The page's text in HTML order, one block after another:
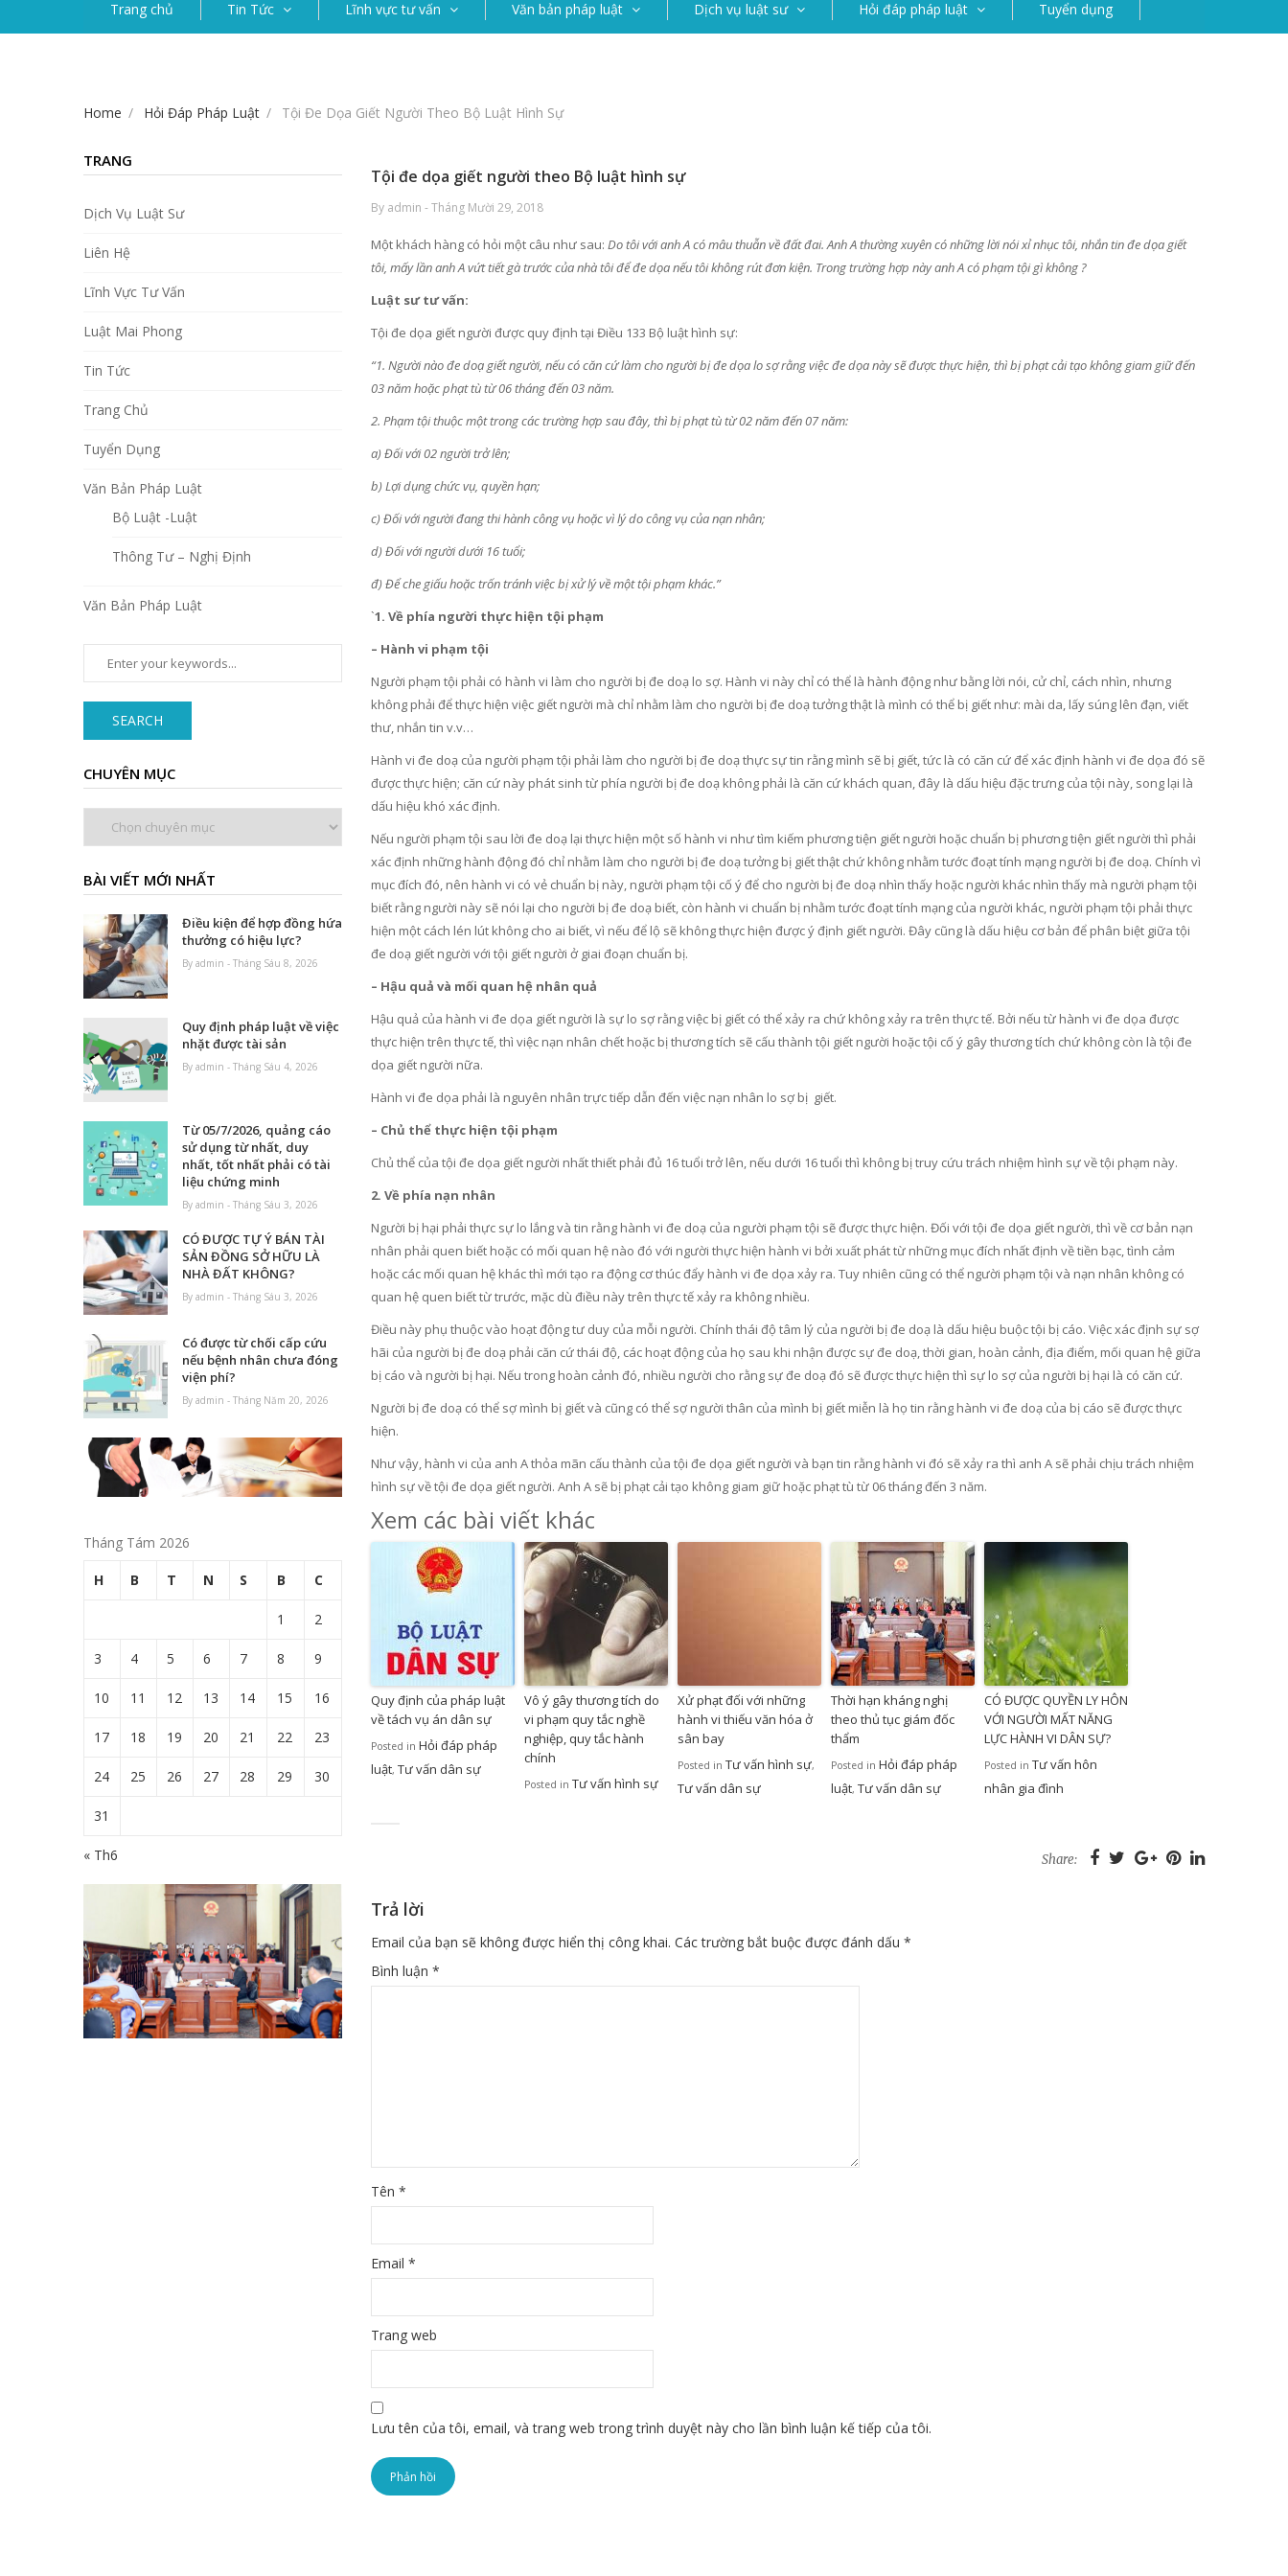
Trang chủ Tin Tức Lĩnh vực tư vấn Văn bản pháp luật Dịch vụ luật sư Hỏi đáp pháp luật Tuyển dụng
Home Hỏi Đáp Pháp Luật Tội Đe Dọa Giết Người Theo Bộ Luật Hình Sự
Tội đe dọa giết người theo Bộ luật hình sự
By admin - Tháng Mười 29, 2018
Một khách hàng có hỏi một câu như sau: Do tôi với anh A có mâu thuẫn về đất đai. Anh A thường xuyên có những lời nói xỉ nhục tôi, nhắn tin đe dọa giết
tôi, mấy lần anh A vứt tiết gà trước của nhà tôi để đe dọa nếu tôi không rút đơn kiện. Trong trường hợp này anh A có phạm tội gì không ?
Luật sư tư vấn:
Tội đe dọa giết người được quy định tại Điều 133 Bộ luật hình sự:
“1. Người nào đe doạ giết người, nếu có căn cứ làm cho người bị đe dọa lo sợ rằng việc đe dọa này sẽ được thực hiện, thì bị phạt cải tạo không giam giữ đến
03 năm hoặc phạt tù từ 06 tháng đến 03 năm.
2. Phạm tội thuộc một trong các trường hợp sau đây, thì bị phạt tù từ 02 năm đến 07 năm:
a) Đối với 02 người trở lên;
b) Lợi dụng chức vụ, quyền hạn;
c) Đối với người đang thi hành công vụ hoặc vì lý do công vụ của nạn nhân;
d) Đối với người dưới 16 tuổi;
đ) Để che giấu hoặc trốn tránh việc bị xử lý về một tội phạm khác.”
`1. Về phía người thực hiện tội phạm
– Hành vi phạm tội
Người phạm tội phải có hành vi làm cho người bị đe doạ lo sợ. Hành vi này chỉ có thể là hành động như bằng lời nói, cử chỉ, cách nhìn, nhưng
không phải để thực hiện việc giết người mà chỉ nhằm làm cho người bị đe doạ tưởng thật là mình có thể bị giết như: mài da, lấy súng lên đạn, viết
thư, nhắn tin v.v…
Hành vi đe doạ của người phạm tội phải làm cho người bị đe doạ thực sự tin rằng mình sẽ bị giết, tức là có căn cứ để xác định hành vi đe dọa đó sẽ
được thực hiện; căn cứ này phát sinh từ phía người bị đe doạ không phải là căn cứ khách quan, đây là dấu hiệu đặc trưng của tội này, song lại là
dấu hiệu khó xác định.
Nếu người phạm tội sau lời đe doạ lại thực hiện một số hành vi như tìm kiếm phương tiện giết người hoặc chuẩn bị phương tiện giết người thì phải
xác định những hành động đó chỉ nhằm làm cho người bị đe doạ tưởng bị giết thật chứ không nhằm tước đoạt tính mạng người bị đe doạ. Chính vì
mục đích đó, nên hành vi có vẻ chuẩn bị này, người phạm tội cố ý để cho người bị đe doạ nhìn thấy hoặc người khác nhìn thấy mà người phạm tội
biết rằng người này sẽ nói lại cho người bị đe doạ biết, còn hành vi chuẩn bị nhằm tước đoạt tính mạng của người khác, người phạm tội phải thực
hiện một cách lén lút không cho ai biết, vì nếu để lộ sẽ không thực hiện được ý định giết người. Đây cũng là dấu hiệu cơ bản để phân biệt giữa tội
đe doạ giết người với tội giết người ở giai đoạn chuẩn bị.
– Hậu quả và mối quan hệ nhân quả
Hậu quả của hành vi đe dọa giết người là sự lo sợ rằng việc bị giết có thể xảy ra chứ không xảy ra trên thực tế. Bởi nếu từ hành vi đe dọa được
thực hiện trên thực tế, thì việc nạn nhân chết hoặc bị thương tích sẽ cấu thành tội giết người hoặc tội cố ý gây thương tích chứ không còn là tội đe
dọa giết người nữa.
Hành vi đe dọa phải là nguyên nhân trực tiếp dẫn đến việc nạn nhân lo sợ bị giết.
– Chủ thể thực hiện tội phạm
Chủ thể của tội đe dọa giết người nhất thiết phải đủ 16 tuổi trở lên, nếu dưới 16 tuổi thì không bị truy cứu trách nhiệm hình sự về tội phạm này.
2. Về phía nạn nhân
Người bị hại phải thực sự lo lắng và tin rằng hành vi đe doạ của người phạm tội sẽ được thực hiện. Đối với tội đe dọa giết người, thì về cơ bản nạn
nhân phải quen biết hoặc có mối quan hệ nào đó với người thực hiện hành vi bởi xuất phát từ những mục đích nhất định về tiền bạc, tình cảm
hoặc các mối quan hệ khác thì mới tạo ra động cơ thúc đẩy hành vi đe dọa xảy ra. Tuy nhiên cũng có thể người phạm tội và nạn nhân không có
quan hệ quen biết từ trước, mặc dù điều này trên thực tế xảy ra không nhiều.
Điều này phụ thuộc vào hoạt động tư duy của mỗi người. Chính thái độ tâm lý của người bị đe doạ là dấu hiệu buộc tội bị cáo. Việc xác định sự sợ
hãi của người bị đe doạ phải căn cứ thái độ, các hoạt động của họ sau khi nhận được sự đe doạ, thời gian, hoàn cảnh, địa điểm, mối quan hệ giữa
bị cáo và người bị hại. Nếu trong hoàn cảnh đó, nhiều người cho rằng sự đe doạ đó sẽ được thực hiện thì sự lo sợ của người bị hại là có căn cứ.
Người bị đe doạ có thể sợ mình bị giết và cũng có thể sợ người thân của mình bị giết miễn là họ tin rằng hành vi đe doạ của bị cáo sẽ được thực
hiện.
Như vậy, hành vi của anh A thỏa mãn cấu thành của tội đe dọa giết người và bạn tin rằng hành vi đó sẽ xảy ra thì anh A sẽ phải chịu trách nhiệm
hình sự về tội đe dọa giết người. Anh A sẽ bị phạt cải tạo không giam giữ hoặc phạt tù từ 06 tháng đến 3 năm.
Xem các bài viết khác
Quy định của pháp luật
về tách vụ án dân sự
Posted in Hỏi đáp pháp
luật, Tư vấn dân sự
Vô ý gây thương tích do
vi phạm quy tắc nghề
nghiệp, quy tắc hành
chính
Posted in Tư vấn hình sự
Xử phạt đối với những
hành vi thiếu văn hóa ở
sân bay
Posted in Tư vấn hình sự,
Tư vấn dân sự
Thời hạn kháng nghị
theo thủ tục giám đốc
thẩm
Posted in Hỏi đáp pháp
luật, Tư vấn dân sự
CÓ ĐƯỢC QUYỀN LY HÔN
VỚI NGƯỜI MẤT NĂNG
LỰC HÀNH VI DÂN SỰ?
Posted in Tư vấn hôn
nhân gia đình
Share:
Trả lời
Email của bạn sẽ không được hiển thị công khai. Các trường bắt buộc được đánh dấu *
Bình luận *
Tên *
Email *
Trang web
Lưu tên của tôi, email, và trang web trong trình duyệt này cho lần bình luận kế tiếp của tôi.
TRANG
Dịch Vụ Luật Sư
Liên Hệ
Lĩnh Vực Tư Vấn
Luật Mai Phong
Tin Tức
Trang Chủ
Tuyển Dụng
Văn Bản Pháp Luật
Bộ Luật -Luật
Thông Tư – Nghị Định
Văn Bản Pháp Luật
SEARCH
CHUYÊN MỤC
BÀI VIẾT MỚI NHẤT
Điều kiện để hợp đồng hứa
thưởng có hiệu lực?
By admin - Tháng Sáu 8, 2026
Quy định pháp luật về việc
nhặt được tài sản
By admin - Tháng Sáu 4, 2026
Từ 05/7/2026, quảng cáo
sử dụng từ nhất, duy
nhất, tốt nhất phải có tài
liệu chứng minh
By admin - Tháng Sáu 3, 2026
CÓ ĐƯỢC TỰ Ý BÁN TÀI
SẢN ĐỒNG SỞ HỮU LÀ
NHÀ ĐẤT KHÔNG?
By admin - Tháng Sáu 3, 2026
Có được từ chối cấp cứu
nếu bệnh nhân chưa đóng
viện phí?
By admin - Tháng Năm 20, 2026
Tháng Tám 2026
H B T N S B C
1 2
3 4 5 6 7 8 9
10 11 12 13 14 15 16
17 18 19 20 21 22 23
24 25 26 27 28 29 30
31
« Th6